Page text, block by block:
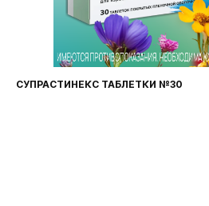
СУПРАСТИНЕКС ТАБЛЕТКИ №30